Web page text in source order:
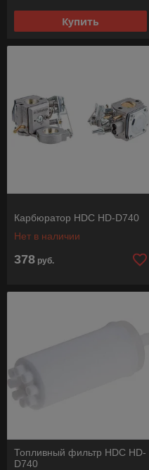
Купить
Карбюратор HDC HD-D740
Нет в наличии
378 руб.
Топливный фильтр HDC HD-
D740